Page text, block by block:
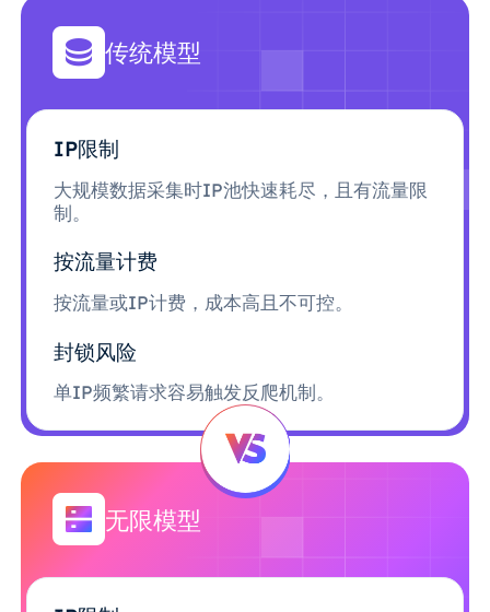
传统模型
IP限制
大规模数据采集时IP池快速耗尽，且有流量限
制。
按流量计费
按流量或IP计费，成本高且不可控。
封锁风险
单IP频繁请求容易触发反爬机制。
无限模型